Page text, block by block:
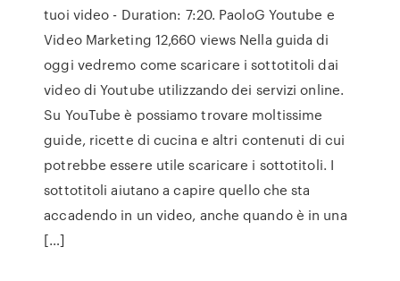
tuoi video - Duration: 7:20. PaoloG Youtube e
Video Marketing 12,660 views Nella guida di
oggi vedremo come scaricare i sottotitoli dai
video di Youtube utilizzando dei servizi online.
Su YouTube è possiamo trovare moltissime
guide, ricette di cucina e altri contenuti di cui
potrebbe essere utile scaricare i sottotitoli. I
sottotitoli aiutano a capire quello che sta
accadendo in un video, anche quando è in una
[…]